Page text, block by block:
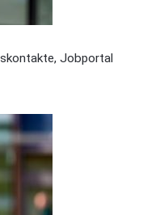
Jobportal